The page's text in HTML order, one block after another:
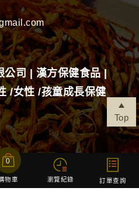
Top
公司 | 漢方保健食品 |
/女性 /孩童成長保健
0
物車 瀏覽紀錄 訂單查詢